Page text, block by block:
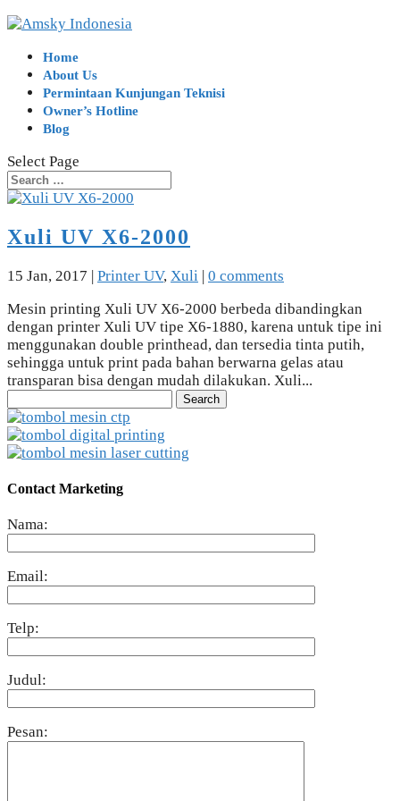
Home
About Us
Permintaan Kunjungan Teknisi
Owner’s Hotline
Blog
Select Page
Xuli UV X6-2000
15 Jan, 2017 | Printer UV, Xuli | 0 comments
Mesin printing Xuli UV X6-2000 berbeda dibandingkan
dengan printer Xuli UV tipe X6-1880, karena untuk tipe ini
menggunakan double printhead, dan tersedia tinta putih,
sehingga untuk print pada bahan berwarna gelas atau
transparan bisa dengan mudah dilakukan. Xuli...
for:
Contact Marketing
Nama:
Email:
Telp:
Judul:
Pesan: